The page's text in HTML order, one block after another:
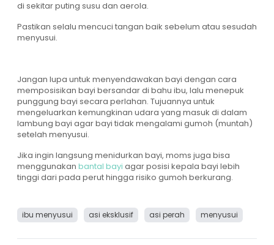
di sekitar puting susu dan aerola.
Pastikan selalu mencuci tangan baik sebelum atau sesudah
menyusui.
Jangan lupa untuk menyendawakan bayi dengan cara
memposisikan bayi bersandar di bahu ibu, lalu menepuk
punggung bayi secara perlahan. Tujuannya untuk
mengeluarkan kemungkinan udara yang masuk di dalam
lambung bayi agar bayi tidak mengalami gumoh (muntah)
setelah menyusui.
Jika ingin langsung menidurkan bayi, moms juga bisa
menggunakan bantal bayi agar posisi kepala bayi lebih
tinggi dari pada perut hingga risiko gumoh berkurang.
ibu menyusui asi eksklusif asi perah menyusui